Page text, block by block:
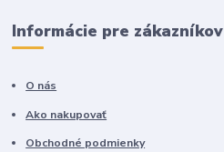
Informácie pre zákazníkov
O nás
Ako nakupovať
Obchodné podmienky